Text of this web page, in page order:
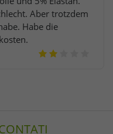
Aber trotzdem
Habe die